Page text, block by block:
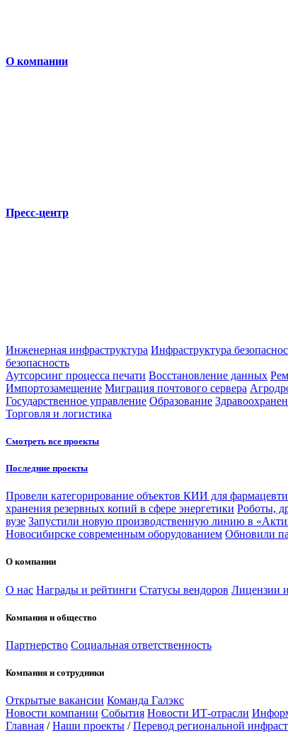
О компании
Пресс-центр
Инженерная инфраструктура Инфраструктура
безопасность
Аутсорсинг процесса печати Восстановление данных
Импортозамещение Миграция почтового сервера
Государственное управление Образование
Торговля и логистика
Смотреть все проекты
Последние проекты
Провели категорирование объектов КИИ для
хранения резервных копий в сфере энергетики Роботы,
вузе Запустили новую производственную линию в
Новосибирске современным оборудованием Обновили
О компании
О нас Награды и рейтинги Статусы вендоров Лицензии
Компания и общество
Партнерство Социальная ответственность
Компания и сотрудники
Открытые вакансии Команда Галэкс
Новости компании События Новости ИТ-отрасли
Главная / Наши проекты / Перевод региональной